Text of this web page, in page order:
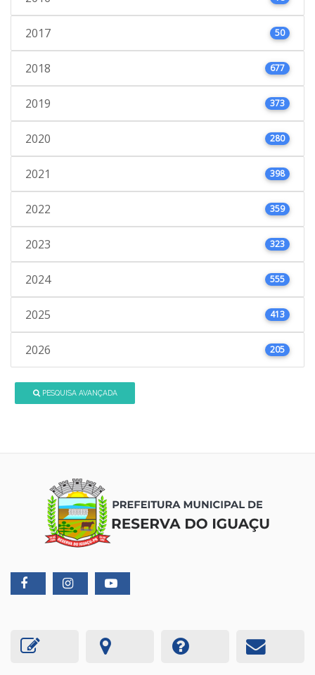
2017 50
2018 677
2019 373
2020 280
2021 398
2022 359
2023 323
2024 555
2025 413
2026 205
PESQUISA AVANÇADA